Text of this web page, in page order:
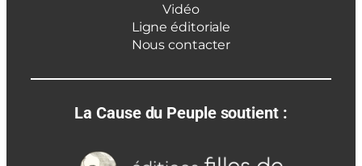
Vidéo
Ligne éditoriale
Nous contacter
La Cause du Peuple soutient :